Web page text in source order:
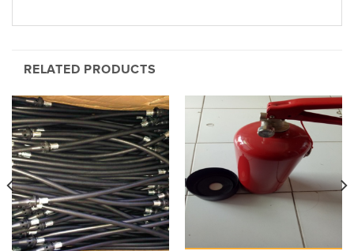
RELATED PRODUCTS